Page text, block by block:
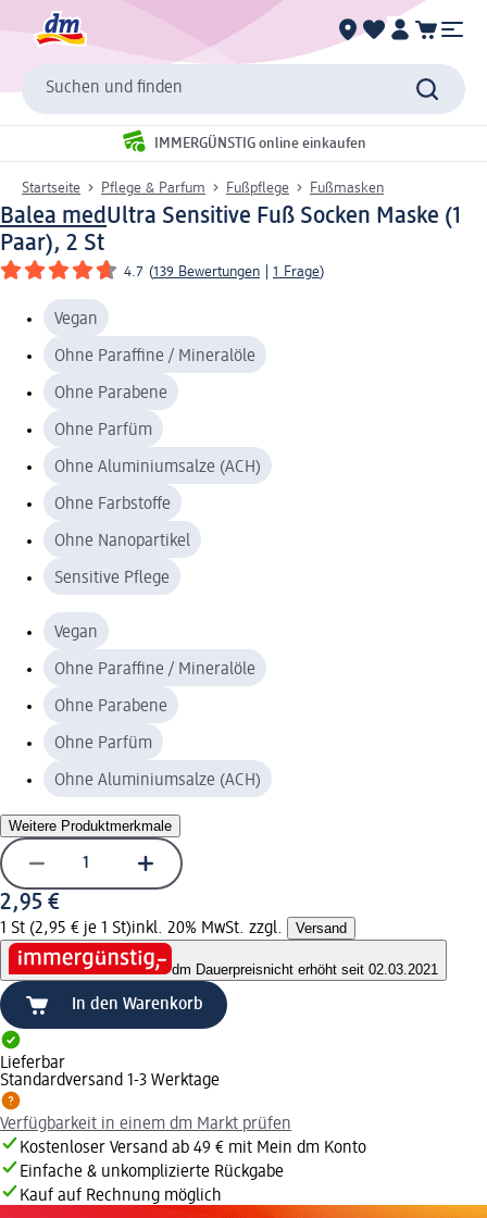
Suchen und finden
IMMERGÜNSTIG online einkaufen
Startseite Pflege & Parfum Fußpflege Fußmasken
Balea medUltra Sensitive Fuß Socken Maske (1
Paar), 2 St
4.7 (139 Bewertungen 1 Frage)
Vegan
Ohne Paraffine / Mineralöle
Ohne Parabene
Ohne Parfüm
Ohne Aluminiumsalze (ACH)
Ohne Farbstoffe
Ohne Nanopartikel
Sensitive Pflege
Vegan
Ohne Paraffine / Mineralöle
Ohne Parabene
Ohne Parfüm
Ohne Aluminiumsalze (ACH)
Weitere Produktmerkmale
2,95 €
1 St (2,95 € je 1 St)inkl. 20% MwSt. zzgl. Versand
dm Dauerpreisnicht erhöht seit 02.03.2021
In den Warenkorb
Lieferbar
Standardversand 1-3 Werktage
Verfügbarkeit in einem dm Markt prüfen
Kostenloser Versand ab 49 € mit Mein dm Konto
Einfache & unkomplizierte Rückgabe
Kauf auf Rechnung möglich